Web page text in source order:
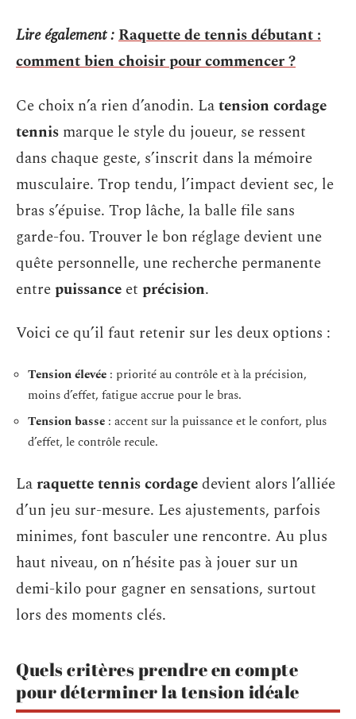
Lire également :Raquette de tennis débutant :
comment bien choisir pour commencer ?
Ce choix n’a rien d’anodin. Latension cordage
tennis marque le style du joueur, se ressent
dans chaque geste, s’inscrit dans la mémoire
musculaire. Trop tendu, l’impact devient sec, le
bras s’épuise. Trop lâche, la balle file sans
garde-fou. Trouver le bon réglage devient une
quête personnelle, une recherche permanente
entrepuissance et précision.
Voici ce qu’il faut retenir sur les deux options :
Tension élevée : priorité au contrôle et à la précision,
moins d’effet, fatigue accrue pour le bras.
Tension basse : accent sur la puissance et le confort, plus
d’effet, le contrôle recule.
Laraquette tennis cordagedevient alors l’alliée
d’un jeu sur-mesure. Les ajustements, parfois
minimes, font basculer une rencontre. Au plus
haut niveau, on n’hésite pas à jouer sur un
demi-kilo pour gagner en sensations, surtout
lors des moments clés.
Quels critères prendre en compte
pour déterminer la tension idéale